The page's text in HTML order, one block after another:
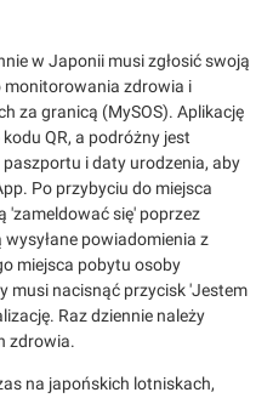
w Japonii musi zgłosić swoją
monitorowania zdrowia i
za granicą (MySOS). Aplikację
QR, a podróżny jest
i daty urodzenia, aby
Po przybyciu do miejsca
'zameldować się' poprzez
powiadomienia z
miejsca pobytu osoby
musi nacisnąć przycisk 'Jestem
Raz dziennie należy
zdrowia.
na japońskich lotniskach,